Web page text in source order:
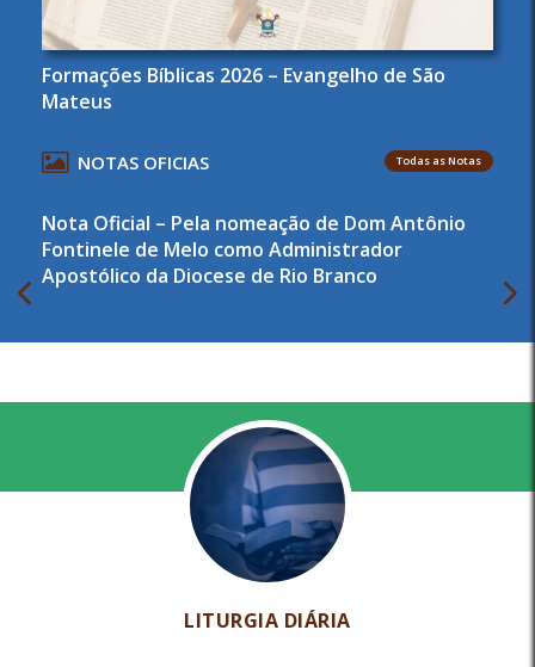
Formações Bíblicas 2026 – Evangelho de São
Mateus
NOTAS OFICIAS Todas as Notas
Nota Oficial – Pela nomeação de Dom Antônio
Fontinele de Melo como Administrador
Apostólico da Diocese de Rio Branco
LITURGIA DIÁRIA